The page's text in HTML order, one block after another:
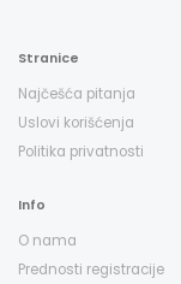
Stranice
Najčešća pitanja
Uslovi korišćenja
Politika privatnosti
Info
O nama
Prednosti registracije